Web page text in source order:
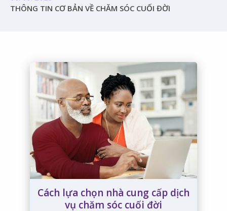
THÔNG TIN CƠ BẢN VỀ CHĂM SÓC CUỐI ĐỜI
Cách lựa chọn nhà cung cấp dịch
vụ chăm sóc cuối đời